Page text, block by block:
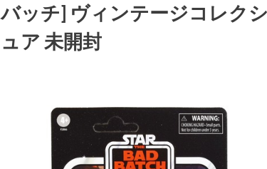
バッチ] ヴィンテージコレク
ュア 未開封